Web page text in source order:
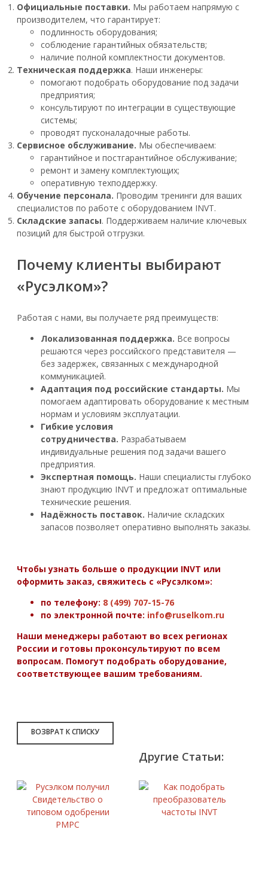
Официальные поставки. Мы работаем напрямую с
производителем, что гарантирует:
подлинность оборудования;
соблюдение гарантийных обязательств;
наличие полной комплектности документов.
Техническая поддержка. Наши инженеры:
помогают подобрать оборудование под задачи
предприятия;
консультируют по интеграции в существующие
системы;
проводят пусконаладочные работы.
Сервисное обслуживание. Мы обеспечиваем:
гарантийное и постгарантийное обслуживание;
ремонт и замену комплектующих;
оперативную техподдержку.
Обучение персонала. Проводим тренинги для ваших
специалистов по работе с оборудованием INVT.
Складские запасы. Поддерживаем наличие ключевых
позиций для быстрой отгрузки.
Почему клиенты выбирают
«Русэлком»?
Работая с нами, вы получаете ряд преимуществ:
Локализованная поддержка. Все вопросы
решаются через российского представителя —
без задержек, связанных с международной
коммуникацией.
Адаптация под российские стандарты. Мы
помогаем адаптировать оборудование к местным
нормам и условиям эксплуатации.
Гибкие условия
сотрудничества. Разрабатываем
индивидуальные решения под задачи вашего
предприятия.
Экспертная помощь. Наши специалисты глубоко
знают продукцию INVT и предложат оптимальные
технические решения.
Надёжность поставок. Наличие складских
запасов позволяет оперативно выполнять заказы.
Чтобы узнать больше о продукции INVT или
оформить заказ, свяжитесь с «Русэлком»:
по телефону: 8 (499) 707-15-76
по электронной почте: info@ruselkom.ru
Наши менеджеры работают во всех регионах
России и готовы проконсультируют по всем
вопросам. Помогут подобрать оборудование,
соответствующее вашим требованиям.
ВОЗВРАТ К СПИСКУ
Другие Статьи:
Русэлком
получил
Свидетельство